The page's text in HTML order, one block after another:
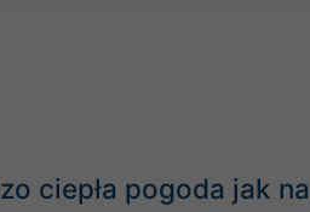
ciepła pogoda jak